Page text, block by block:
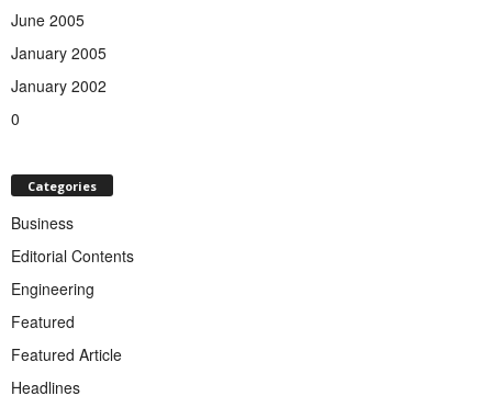
June 2005
January 2005
January 2002
0
Categories
Business
Editorial Contents
Engineering
Featured
Featured Article
Headlines